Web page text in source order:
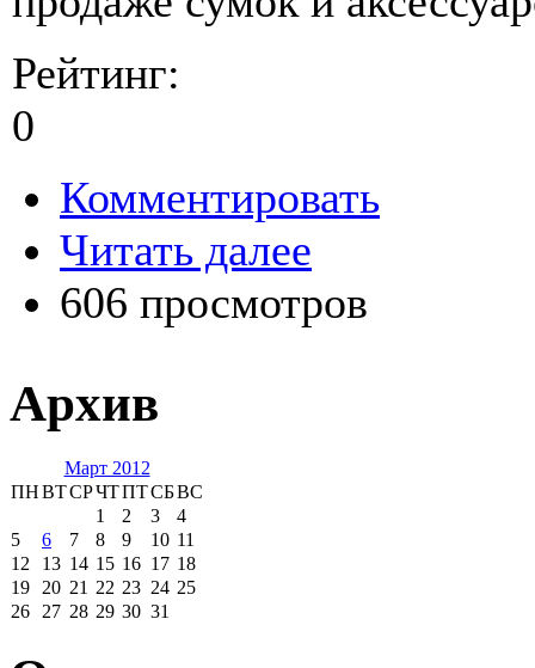
Рейтинг:
0
Комментировать
Читать далее
606 просмотров
Архив
Март 2012
ПНВТСРЧТПТСБВС
1
2 3
4
5
6 7 8 9 10 11
12
13 14 15 16 17 18
19
20 21 22 23 24 25
26
27 28 29 30 31